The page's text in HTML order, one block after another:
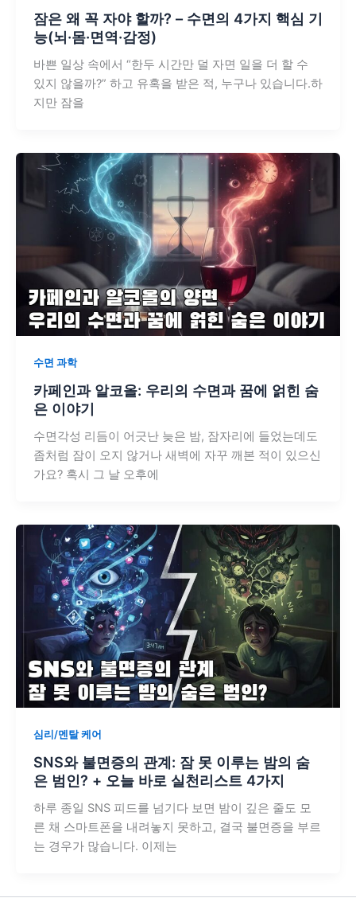
잠은 왜 꼭 자야 할까? – 수면의 4가지 핵심 기
능(뇌·몸·면역·감정)
바쁜 일상 속에서 “한두 시간만 덜 자면 일을 더 할 수
있지 않을까?” 하고 유혹을 받은 적, 누구나 있습니다.하
지만 잠을
수면 과학
카페인과 알코올: 우리의 수면과 꿈에 얽힌 숨
은 이야기
수면각성 리듬이 어긋난 늦은 밤, 잠자리에 들었는데도
좀처럼 잠이 오지 않거나 새벽에 자꾸 깨본 적이 있으신
가요? 혹시 그 날 오후에
심리/멘탈 케어
SNS와 불면증의 관계: 잠 못 이루는 밤의 숨
은 범인? + 오늘 바로 실천리스트 4가지
하루 종일 SNS 피드를 넘기다 보면 밤이 깊은 줄도 모
른 채 스마트폰을 내려놓지 못하고, 결국 불면증을 부르
는 경우가 많습니다. 이제는